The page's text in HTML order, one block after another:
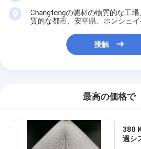
Changfengの濾材の物質的な工
質的な都市、安平県、ホンシュ
接触
最高の価格で
380
過シ